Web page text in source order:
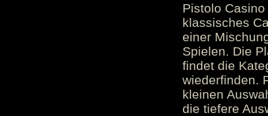
Pistolo
klassisches
einer
Spielen. Die
findet die
wiederfinden.
kleinen
die tiefere